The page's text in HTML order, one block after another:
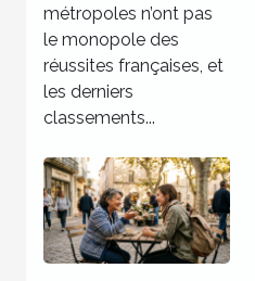
métropoles n’ont pas
le monopole des
réussites françaises, et
les derniers
classements...